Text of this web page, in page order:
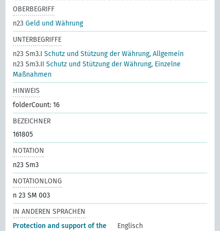
OBERBEGRIFF
n23Geld und Währung
UNTERBEGRIFFE
n23 Sm3.ISchutz und Stützung der Währung, Allgemein
n23 Sm3.IISchutz und Stützung der Währung, Einzelne
Maßnahmen
HINWEIS
folderCount: 16
BEZEICHNER
161805
NOTATION
n23 Sm3
NOTATIONLONG
n 23 SM 003
IN ANDEREN SPRACHEN
Protection and support of the
Englisch